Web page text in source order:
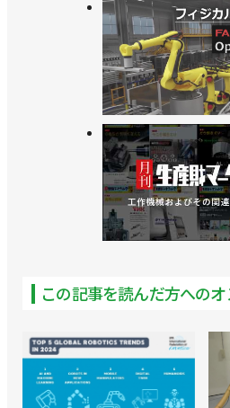
この記事を読んだ方への